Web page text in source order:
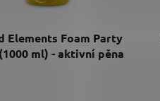
Elements Foam Party
ml) - aktivní pěna